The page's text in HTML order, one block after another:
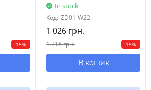
15%
In stock
Код: ZD01 W22
1 026 грн.
1 216 грн. 15%
В кошик